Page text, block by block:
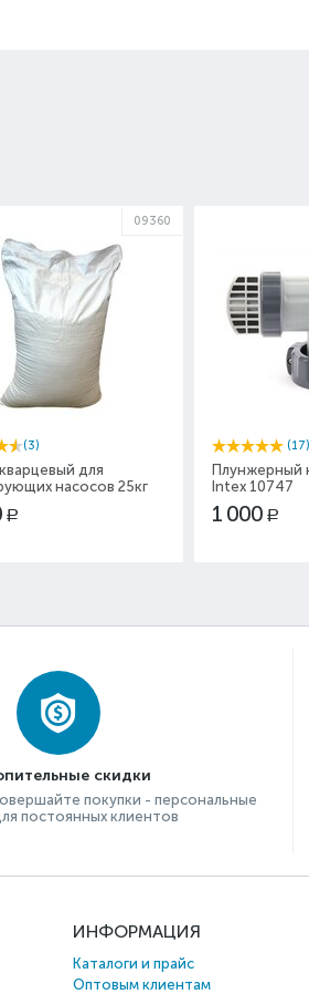
09360
(3)
для
насосов 25кг
Р
(17)
Плунжерный
Intex 10747
1 000 Р
скидки
покупки - персональные
постоянных клиентов
ИНФОРМАЦИЯ
Каталоги и прайс
Оптовым клиентам